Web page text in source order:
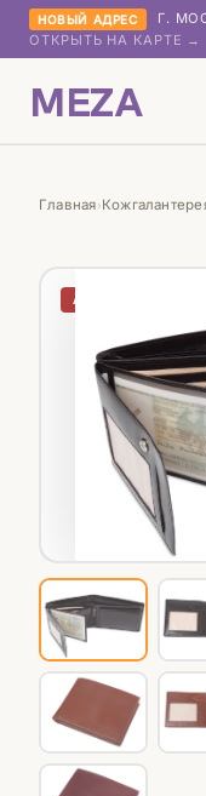
НОВЫЙ АДРЕС Г.
ОТКРЫТЬ НА КАРТЕ →
MEZA
Главная›
АКЦИЯ